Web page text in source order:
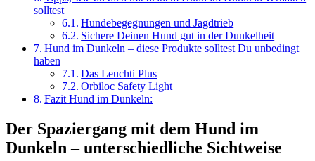
solltest
Hundebegegnungen und Jagdtrieb
Sichere Deinen Hund gut in der Dunkelheit
Hund im Dunkeln – diese Produkte solltest Du unbedingt
haben
Das Leuchti Plus
Orbiloc Safety Light
Fazit Hund im Dunkeln:
Der Spaziergang mit dem Hund im
Dunkeln – unterschiedliche Sichtweise